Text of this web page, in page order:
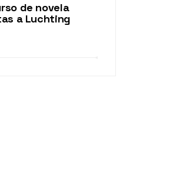
de novela
a Luchting